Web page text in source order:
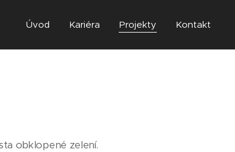
Úvod Kariéra Projekty Kontakt
obklopené zelení.